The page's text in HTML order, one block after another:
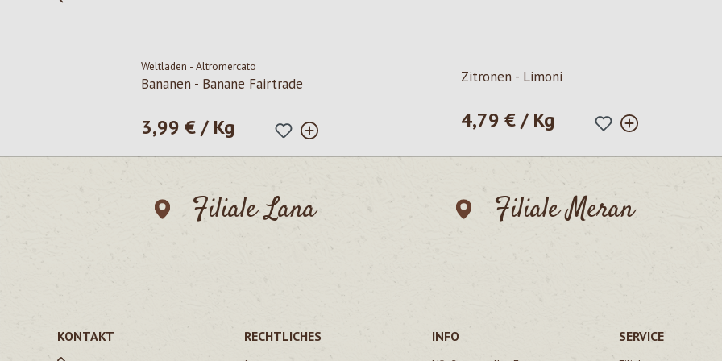
Weltladen - Altromercato
Bananen - Banane Fairtrade
Regulärer Preis:
3,99 € / Kg
Zitronen - Limoni
Regulärer Preis:
4,79 € / Kg
Filiale Lana Filiale Meran
KONTAKT RECHTLICHES INFO SERVICE